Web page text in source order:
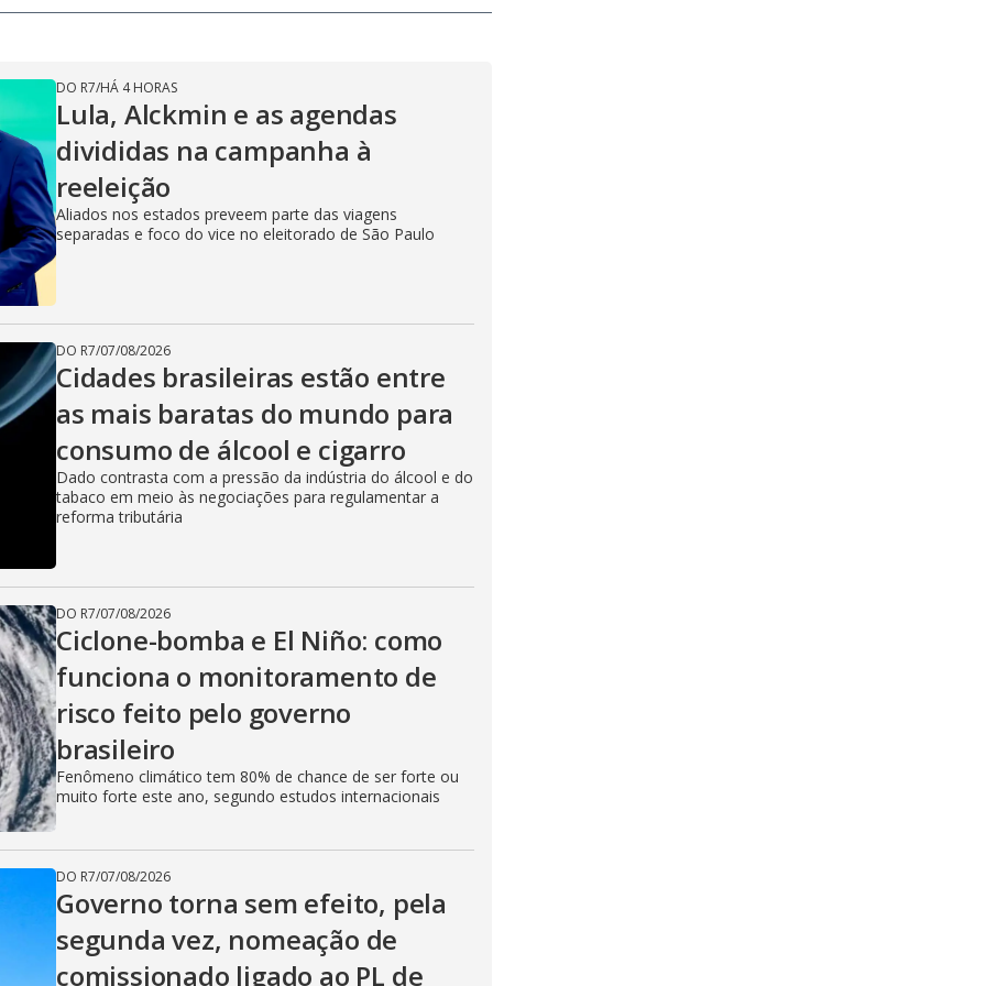
a
y
V
i
d
e
o
DO R7/HÁ 4 HORAS
Lula, Alckmin e as agendas
divididas na campanha à
reeleição
Aliados nos estados preveem parte das viagens
separadas e foco do vice no eleitorado de São Paulo
DO R7/07/08/2026
Cidades brasileiras estão entre
as mais baratas do mundo para
consumo de álcool e cigarro
Dado contrasta com a pressão da indústria do álcool e do
tabaco em meio às negociações para regulamentar a
reforma tributária
DO R7/07/08/2026
Ciclone-bomba e El Niño: como
funciona o monitoramento de
risco feito pelo governo
brasileiro
Fenômeno climático tem 80% de chance de ser forte ou
muito forte este ano, segundo estudos internacionais
DO R7/07/08/2026
Governo torna sem efeito, pela
segunda vez, nomeação de
comissionado ligado ao PL de